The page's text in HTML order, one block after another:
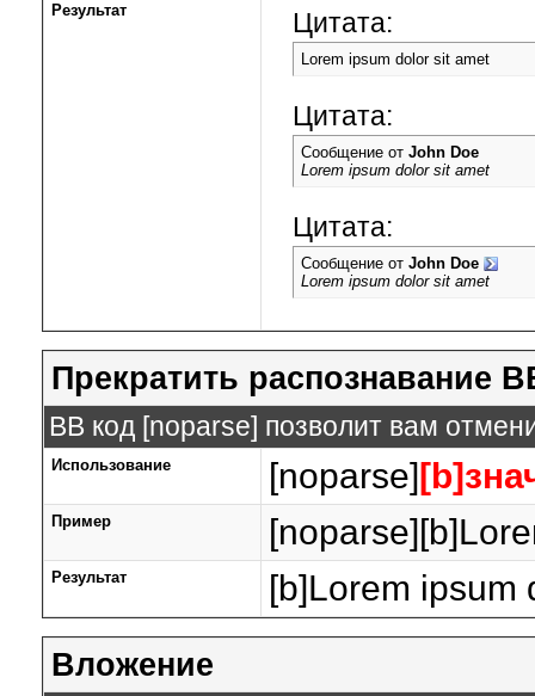
Результат Цитата:
Lorem ipsum dolor sit amet
Цитата:
Сообщение от John Doe
Lorem ipsum dolor sit amet
Цитата:
Сообщение от John Doe
Lorem ipsum dolor sit amet
Прекратить распознавание
BB код [noparse] позволит вам
Использование [noparse]
Пример
Результат [b]Lorem ipsum
Вложение